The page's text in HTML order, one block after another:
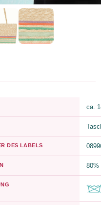
ca.
DES LABELS
80%